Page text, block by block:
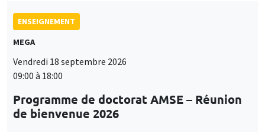
ENSEIGNEMENT
MEGA
Vendredi 18 septembre 2026
09:00 à 18:00
Programme de doctorat AMSE – Réunion
de bienvenue 2026